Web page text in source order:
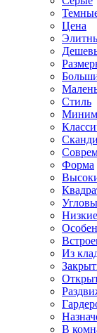
Цена
Стиль
Форма
Низкие
Из
В